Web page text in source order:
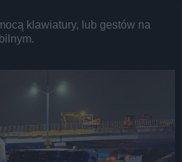
klawiatury, lub gestów na